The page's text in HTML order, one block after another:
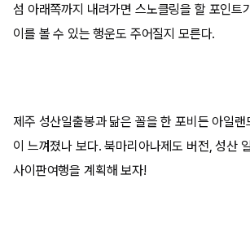
섬 아래쪽까지 내려가면 스노클링을 할 포인트
이를 볼 수 있는 행운도 주어질지 모른다.
제주 성산일출봉과 닮은 꼴을 한 포비든 아일
이 느껴졌나 보다. 북마리아나제도 버전, 성산
사이판여행을 계획해 보자!